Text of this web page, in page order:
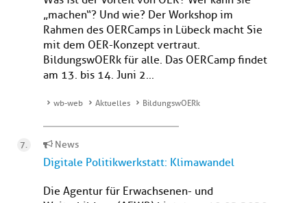
„machen“? Und wie? Der Workshop im
Rahmen des OERCamps in Lübeck macht Sie
mit dem OER-Konzept vertraut.
BildungswOERk für alle. Das OERCamp findet
am 13. bis 14. Juni 2...
wb-web Aktuelles BildungswOERk
News
Digitale Politikwerkstatt: Klimawandel
Die Agentur für Erwachsenen- und